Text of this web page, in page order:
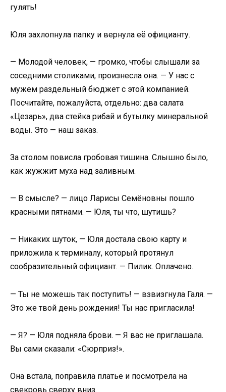
гулять!
Юля захлопнула папку и вернула её официанту.
— Молодой человек, — громко, чтобы слышали за
соседними столиками, произнесла она. — У нас с
мужем раздельный бюджет с этой компанией.
Посчитайте, пожалуйста, отдельно: два салата
«Цезарь», два стейка рибай и бутылку минеральной
воды. Это — наш заказ.
За столом повисла гробовая тишина. Слышно было,
как жужжит муха над заливным.
— В смысле? — лицо Ларисы Семёновны пошло
красными пятнами. — Юля, ты что, шутишь?
— Никаких шуток, — Юля достала свою карту и
приложила к терминалу, который протянул
сообразительный официант. — Пилик. Оплачено.
— Ты не можешь так поступить! — взвизгнула Галя. —
Это же твой день рождения! Ты нас пригласила!
— Я? — Юля подняла брови. — Я вас не приглашала.
Вы сами сказали: «Сюрприз!».
Она встала, поправила платье и посмотрела на
свекровь сверху вниз.